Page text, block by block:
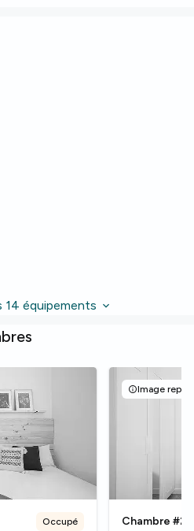
14 équipements
Occupé
Image
Chambre #2